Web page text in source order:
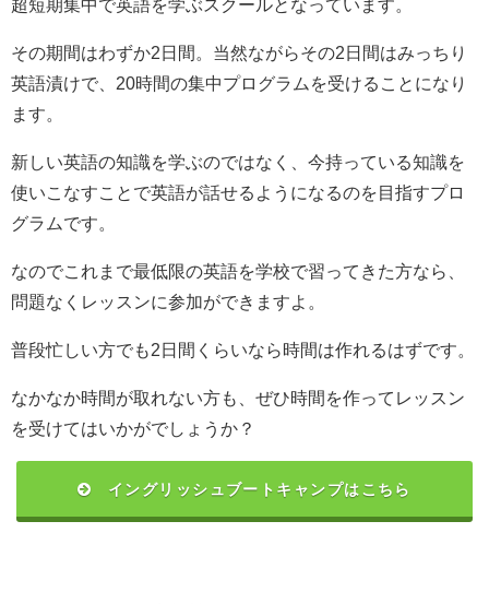
超短期集中で英語を学ぶスクールとなっています。
その期間はわずか2日間。当然ながらその2日間はみっちり
英語漬けで、20時間の集中プログラムを受けることになり
ます。
新しい英語の知識を学ぶのではなく、今持っている知識を
使いこなすことで英語が話せるようになるのを目指すプロ
グラムです。
なのでこれまで最低限の英語を学校で習ってきた方なら、
問題なくレッスンに参加ができますよ。
普段忙しい方でも2日間くらいなら時間は作れるはずです。
なかなか時間が取れない方も、ぜひ時間を作ってレッスン
を受けてはいかがでしょうか？
イングリッシュブートキャンプはこちら